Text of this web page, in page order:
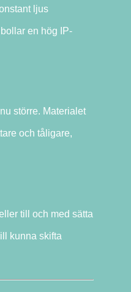
ljus
en hög IP-
större. Materialet
och tåligare,
till och med sätta
kunna skifta